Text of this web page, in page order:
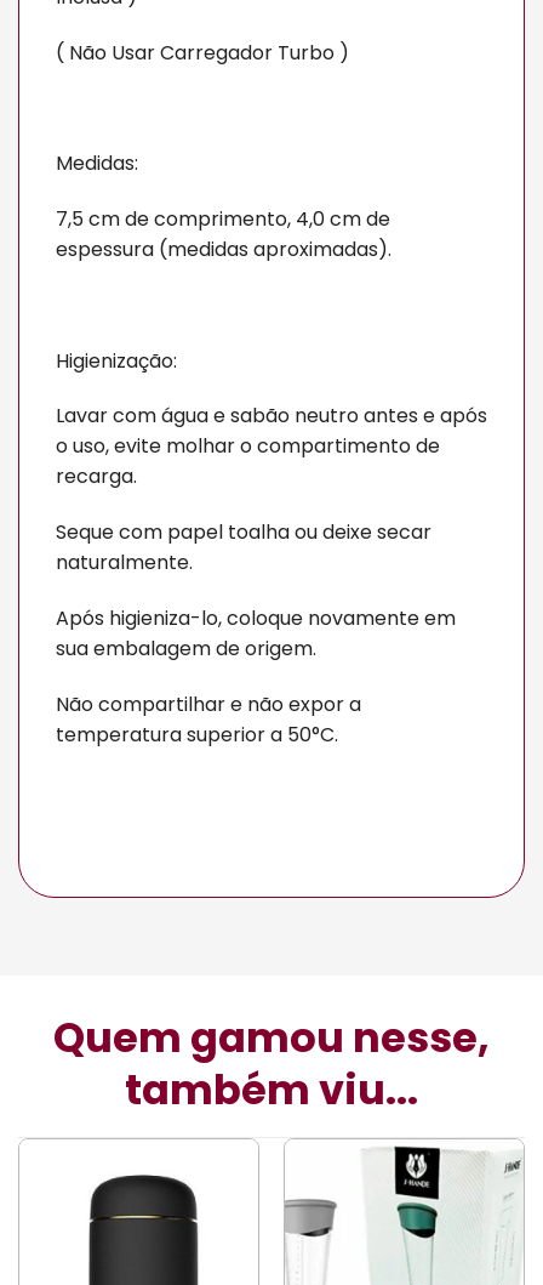
( Não Usar Carregador Turbo )
Medidas:
7,5 cm de comprimento, 4,0 cm de
espessura (medidas aproximadas).
Higienização:
Lavar com água e sabão neutro antes e após
o uso, evite molhar o compartimento de
recarga.
Seque com papel toalha ou deixe secar
naturalmente.
Após higieniza-lo, coloque novamente em
sua embalagem de origem.
Não compartilhar e não expor a
temperatura superior a 50°C.
Quem gamou nesse,
também viu...